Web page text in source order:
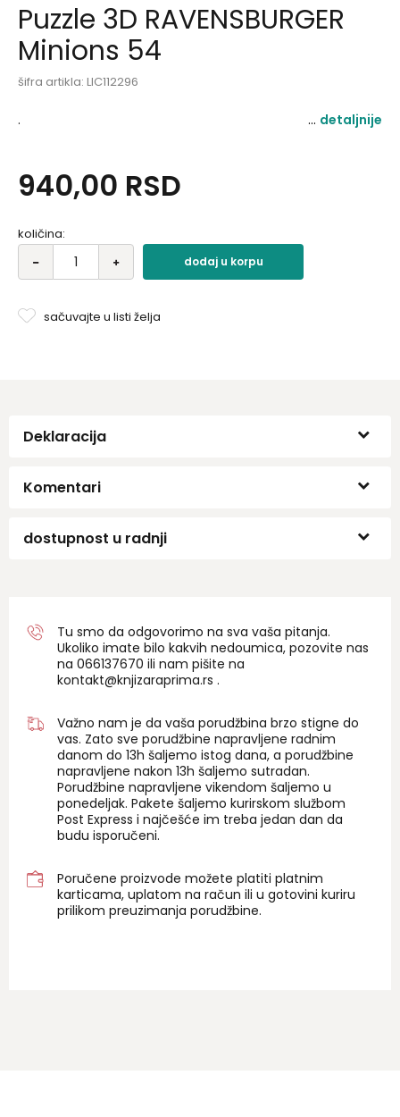
Puzzle 3D RAVENSBURGER
Minions 54
šifra artikla: LIC112296
. detaljnije
940,00 RSD
količina:
dodaj u korpu
sačuvajte u listi želja
Deklaracija
Komentari
dostupnost u radnji
Tu smo da odgovorimo na sva vaša pitanja.
Ukoliko imate bilo kakvih nedoumica, pozovite nas
na 066137670 ili nam pišite na
kontakt@knjizaraprima.rs .
Važno nam je da vaša porudžbina brzo stigne do
vas. Zato sve porudžbine napravljene radnim
danom do 13h šaljemo istog dana, a porudžbine
napravljene nakon 13h šaljemo sutradan.
Porudžbine napravljene vikendom šaljemo u
ponedeljak. Pakete šaljemo kurirskom službom
Post Express i najčešće im treba jedan dan da
budu isporučeni.
Poručene proizvode možete platiti platnim
karticama, uplatom na račun ili u gotovini kuriru
prilikom preuzimanja porudžbine.